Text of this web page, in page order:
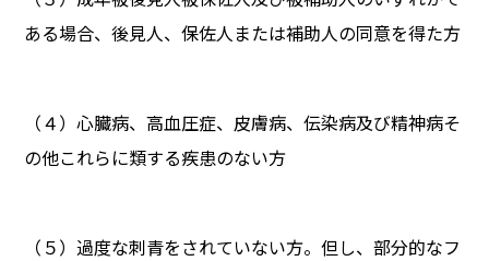
ある場合、後見人、保佐人または補助人の同意を得た方
（４）心臓病、高血圧症、皮膚病、伝染病及び精神病そ
の他これらに類する疾患のない方
（５）過度な刺青をされていない方。但し、部分的なフ